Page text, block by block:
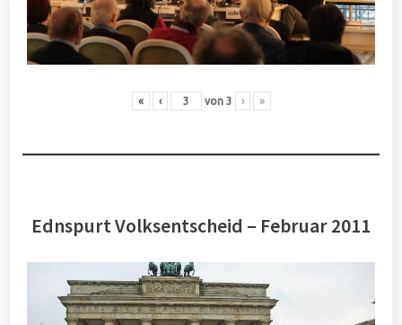
« ‹ von 3 › »
Ednspurt Volksentscheid – Februar 2011